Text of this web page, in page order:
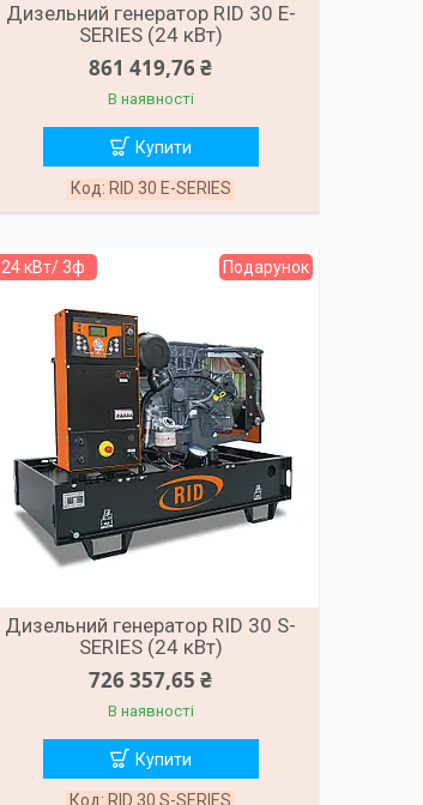
Дизельний генератор RID 30 E-
SERIES (24 кВт)
861 419,76 ₴
В наявності
Купити
RID 30 E-SERIES
24 кВт/ 3ф Подарунок
Дизельний генератор RID 30 S-
SERIES (24 кВт)
726 357,65 ₴
В наявності
Купити
RID 30 S-SERIES